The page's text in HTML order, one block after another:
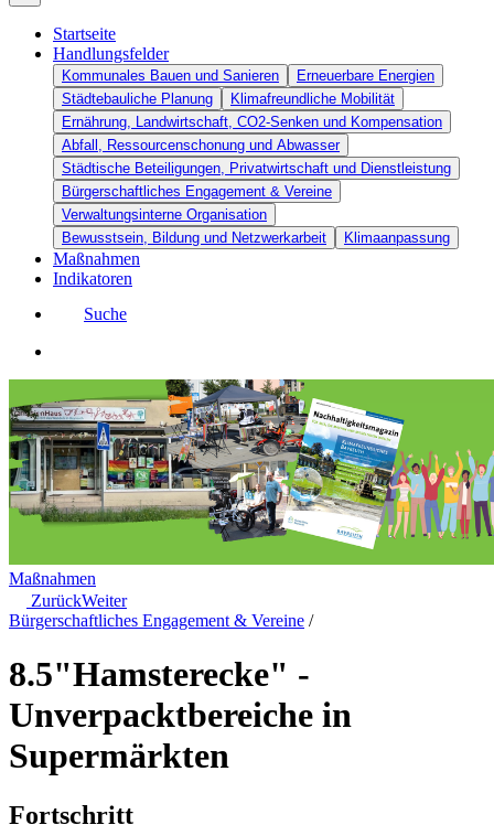
Startseite
Handlungsfelder
Kommunales Bauen und Sanieren
Erneuerbare Energien
Städtebauliche Planung
Klimafreundliche Mobilität
Ernährung, Landwirtschaft, CO2-Senken und Kompensation
Abfall, Ressourcenschonung und Abwasser
Städtische Beteiligungen, Privatwirtschaft und Dienstleistung
Bürgerschaftliches Engagement & Vereine
Verwaltungsinterne Organisation
Bewusstsein, Bildung und Netzwerkarbeit
Klimaanpassung
Maßnahmen
Indikatoren
Suche
Maßnahmen
ZurückWeiter
Bürgerschaftliches Engagement & Vereine /
8.5"Hamsterecke" -
Unverpacktbereiche in
Supermärkten
Fortschritt